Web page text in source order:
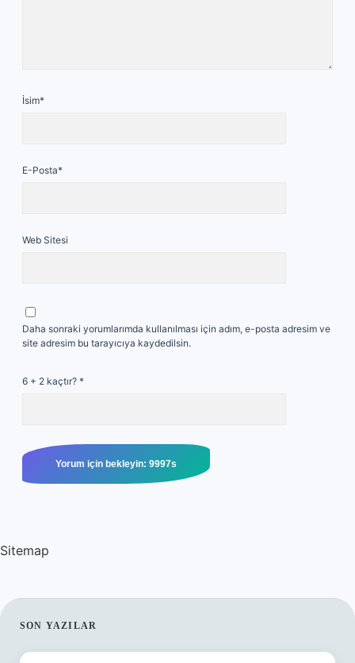
İsim*
E-Posta*
Web Sitesi
Daha sonraki yorumlarımda kullanılması için adım, e-posta adresim ve
site adresim bu tarayıcıya kaydedilsin.
6 + 2 kaçtır? *
Sitemap
SIDEBAR
SON YAZILAR